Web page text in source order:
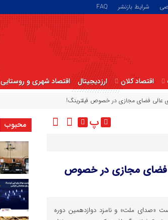
شرایط بازنشر FAQ
اقتصاد کلان ارزدیجیتال اقتصاد شهری و روستایی
عالی فضای مجازی در خصوص فیلترینگ!
پ
فضای مجازی در خصوص
«صدای ملت» و نامزد دوازدهمین دوره
محبوب